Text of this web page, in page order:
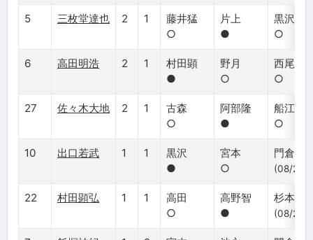
5 三枚堂達也 2 1
藤井猛
○
片上
●
黒沢
○
6 高田明浩 2 1
村田顕
●
野月
○
西尾明
○
27 佐々木大地 2 1
古森
○
阿部隆
●
船江
○
10 出口若武 1 1
黒沢
●
宮本
○
門倉
(08/25)
22 村田顕弘 1 1
高田
○
高野智
●
杉本昌
(08/25)